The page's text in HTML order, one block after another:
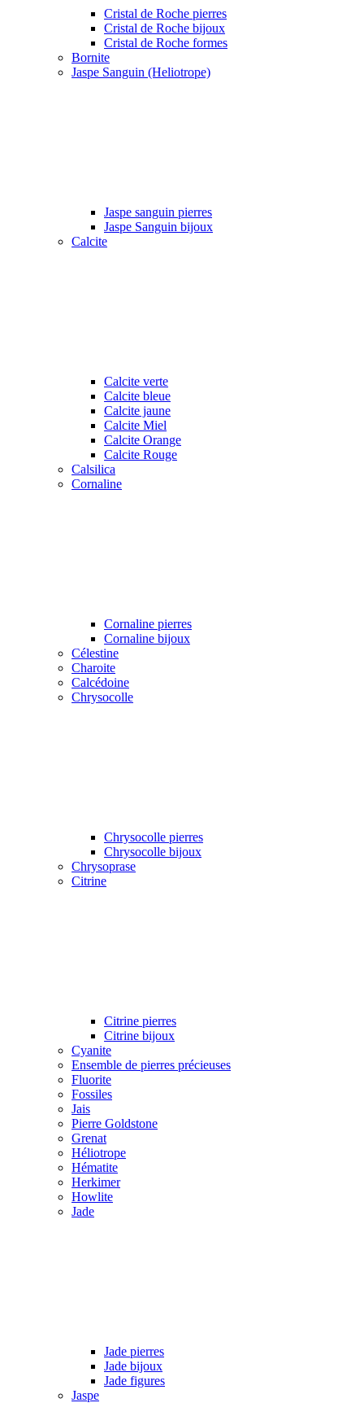
Cristal de Roche pierres
Cristal de Roche bijoux
Cristal de Roche formes
Bornite
Jaspe Sanguin (Heliotrope)
Jaspe sanguin pierres
Jaspe Sanguin bijoux
Calcite
Calcite verte
Calcite bleue
Calcite jaune
Calcite Miel
Calcite Orange
Calcite Rouge
Calsilica
Cornaline
Cornaline pierres
Cornaline bijoux
Célestine
Charoite
Calcédoine
Chrysocolle
Chrysocolle pierres
Chrysocolle bijoux
Chrysoprase
Citrine
Citrine pierres
Citrine bijoux
Cyanite
Ensemble de pierres précieuses
Fluorite
Fossiles
Jais
Pierre Goldstone
Grenat
Héliotrope
Hématite
Herkimer
Howlite
Jade
Jade pierres
Jade bijoux
Jade figures
Jaspe